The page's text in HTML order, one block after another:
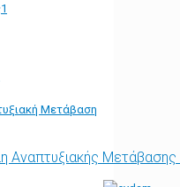
Μετάβαση
Αναπτυξιακής